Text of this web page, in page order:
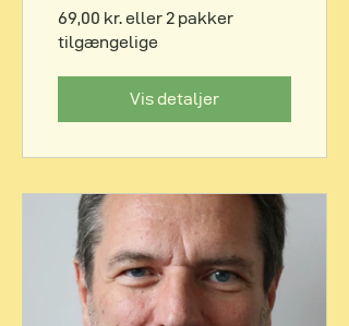
69,00 kr. eller 2 pakker
tilgængelige
Vis detaljer